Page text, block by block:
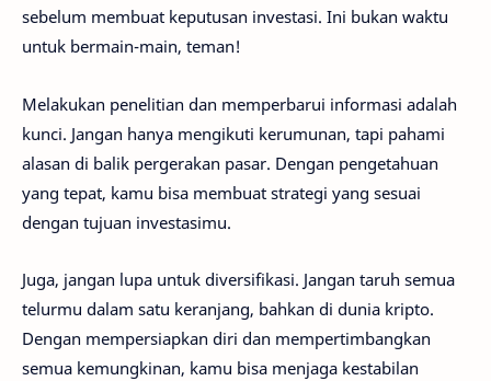
sebelum membuat keputusan investasi. Ini bukan waktu
untuk bermain-main, teman!
Melakukan penelitian dan memperbarui informasi adalah
kunci. Jangan hanya mengikuti kerumunan, tapi pahami
alasan di balik pergerakan pasar. Dengan pengetahuan
yang tepat, kamu bisa membuat strategi yang sesuai
dengan tujuan investasimu.
Juga, jangan lupa untuk diversifikasi. Jangan taruh semua
telurmu dalam satu keranjang, bahkan di dunia kripto.
Dengan mempersiapkan diri dan mempertimbangkan
semua kemungkinan, kamu bisa menjaga kestabilan